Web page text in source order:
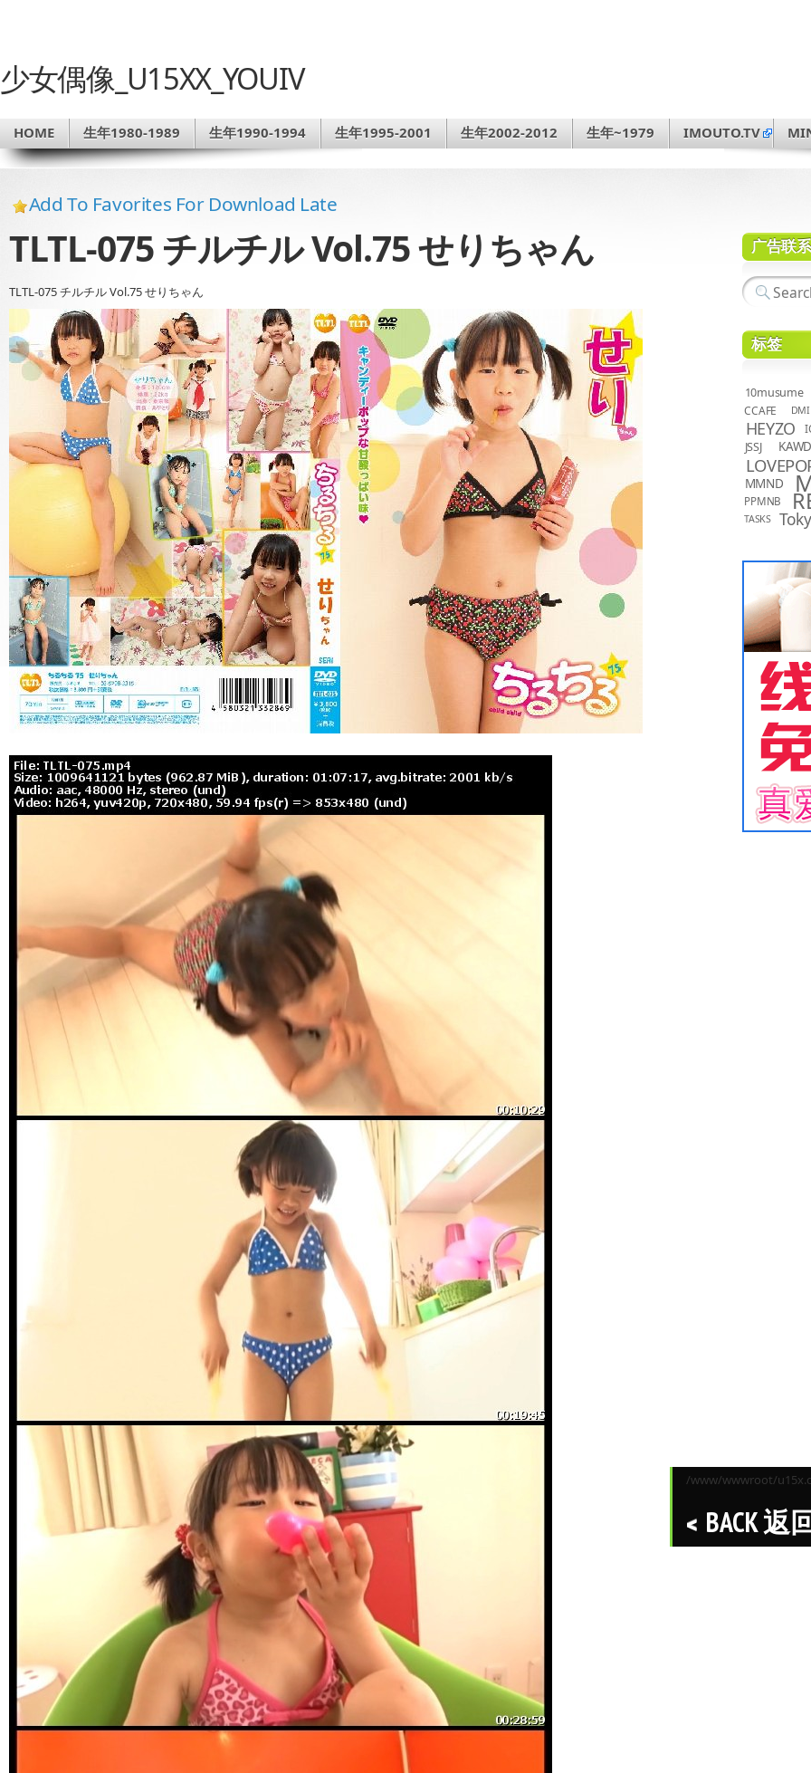
少女偶像_U15XX_YOUIV
HOME 生年1980-1989 生年1990-1994 生年1995-2001 生年2002-2012 生年~1979 IMOUTO.TV
Add To Favorites For Download Late
TLTL-075 チルチル Vol.75 せりちゃん
TLTL-075 チルチル Vol.75 せりちゃん
广告联
标签
10musume
CCAFE DMI
HEYZO
JSSJ KAWD
MMND
PPMNB
TASKS
/www/wwwroot/
BACK 返